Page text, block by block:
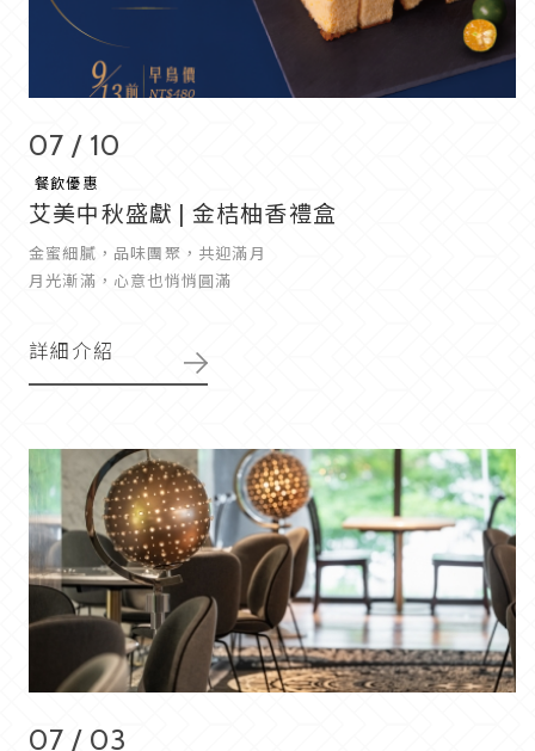
07 / 10
餐飲優惠
艾美中秋盛獻 | 金桔柚香禮盒
金蜜細膩，品味團聚，共迎滿月
月光漸滿，心意也悄悄圓滿
詳細介紹
07 / 03